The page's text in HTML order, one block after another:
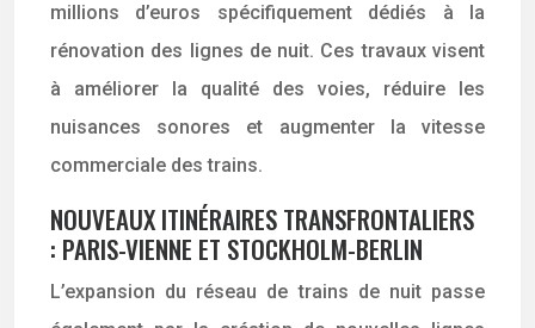
millions d’euros spécifiquement dédiés à la
rénovation des lignes de nuit. Ces travaux visent
à améliorer la qualité des voies, réduire les
nuisances sonores et augmenter la vitesse
commerciale des trains.
NOUVEAUX ITINÉRAIRES TRANSFRONTALIERS
: PARIS-VIENNE ET STOCKHOLM-BERLIN
L’expansion du réseau de trains de nuit passe